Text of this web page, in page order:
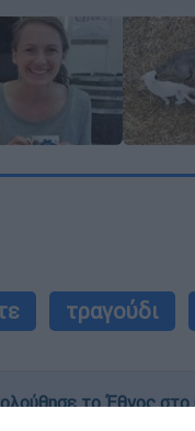
τραγούδι
το Έθνος στο